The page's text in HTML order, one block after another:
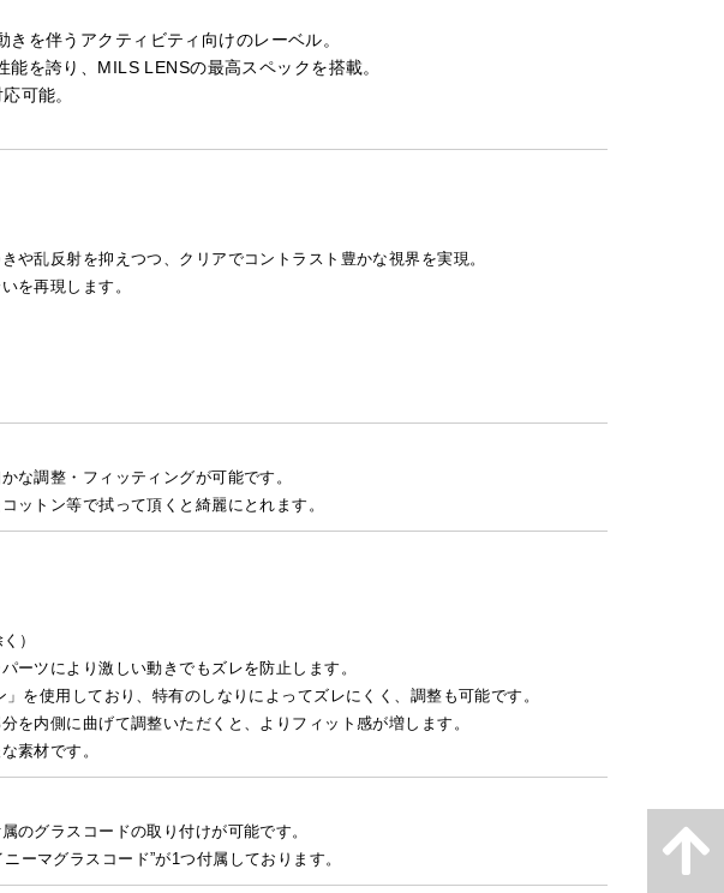
を伴うアクティビティ向けのレーベル。
を誇り、MILS LENSの最高スペックを搭載。
可能。
や乱反射を抑えつつ、クリアでコントラスト豊かな視界を実現。
を再現します。
な調整・フィッティングが可能です。
ットン等で拭って頂くと綺麗にとれます。
）
ーツにより激しい動きでもズレを防止します。
を使用しており、特有のしなりによってズレにくく、調整も可能です。
を内側に曲げて調整いただくと、よりフィット感が増します。
素材です。
のグラスコードの取り付けが可能です。
ーマグラスコード”が1つ付属しております。